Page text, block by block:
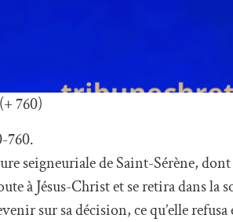
760)
760.
seigneuriale de Saint-Sérène,
à Jésus-Christ et se retira dans la
sur sa décision, ce qu’elle